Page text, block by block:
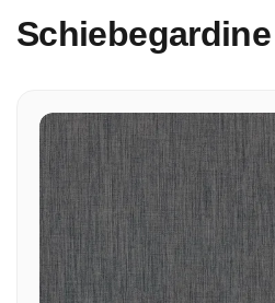
Schiebegardine